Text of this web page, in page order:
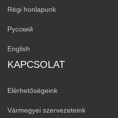
Régi honlapunk
Русский
English
KAPCSOLAT
Elérhetőségeink
Vármegyei szervezeteink